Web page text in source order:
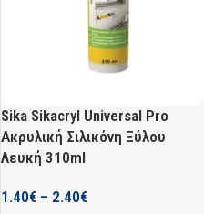
Sika Sikacryl Universal Pro
Ακρυλική Σιλικόνη Ξύλου
Λευκή 310ml
1.40€ – 2.40€